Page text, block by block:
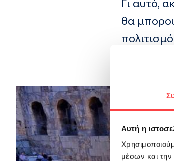
Αυτή η
μέσων και
Γι αυτό,
θα